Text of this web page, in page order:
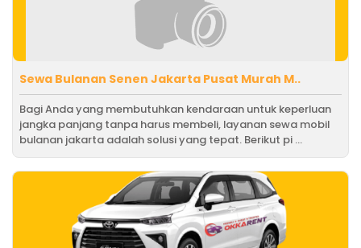
Sewa Bulanan Senen Jakarta Pusat Murah M..
Bagi Anda yang membutuhkan kendaraan untuk keperluan
jangka panjang tanpa harus membeli, layanan sewa mobil
bulanan jakarta adalah solusi yang tepat. Berikut pi ...